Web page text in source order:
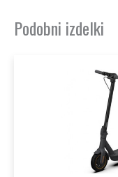
Podobni izdelki